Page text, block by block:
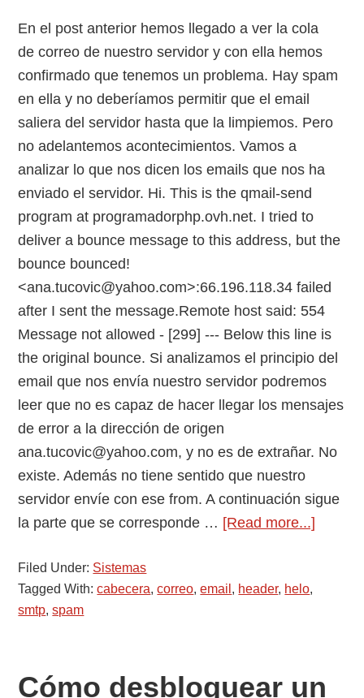
En el post anterior hemos llegado a ver la cola
de correo de nuestro servidor y con ella hemos
confirmado que tenemos un problema. Hay spam
en ella y no deberíamos permitir que el email
saliera del servidor hasta que la limpiemos. Pero
no adelantemos acontecimientos. Vamos a
analizar lo que nos dicen los emails que nos ha
enviado el servidor. Hi. This is the qmail-send
program at programadorphp.ovh.net. I tried to
deliver a bounce message to this address, but the
bounce bounced!
<ana.tucovic@yahoo.com>:66.196.118.34 failed
after I sent the message.Remote host said: 554
Message not allowed - [299] --- Below this line is
the original bounce. Si analizamos el principio del
email que nos envía nuestro servidor podremos
leer que no es capaz de hacer llegar los mensajes
de error a la dirección de origen
ana.tucovic@yahoo.com, y no es de extrañar. No
existe. Además no tiene sentido que nuestro
servidor envíe con ese from. A continuación sigue
la parte que se corresponde … [Read more...]
las
Filed Under: Sistemas
Tagged With:cabecera,correo,email , header, helo,
smtp,spam
Cómo desbloquear un